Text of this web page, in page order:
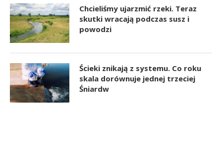
Chcieliśmy ujarzmić rzeki. Teraz
skutki wracają podczas susz i
powodzi
Ścieki znikają z systemu. Co roku
skala dorównuje jednej trzeciej
Śniardw